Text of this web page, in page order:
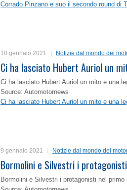
Corrado Pinzano e suo il secondo round di
10 gennaio 2021 Notizie dal mondo dei
Ci ha lasciato Hubert Auriol un
Ci ha lasciato Hubert Auriol un mito e una
Source: Automotornews
Ci ha lasciato Hubert Auriol un mito e una
9 gennaio 2021 Notizie dal mondo dei
Bormolini e Silvestri i
Bormolini e Silvestri i protagonisti nel